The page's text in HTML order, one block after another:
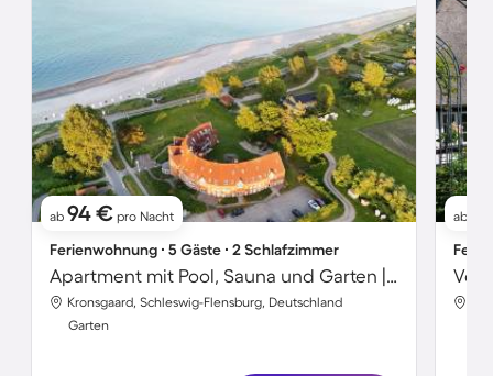
ab 94 € pro Nacht
Ferienwohnung ∙ 5 Gäste ∙ 2 Schlafzimmer
Apartment mit Pool, Sauna und Garten | Meerblick
Kronsgaard, Schleswig-Flensburg, Deutschland
Garten
ab